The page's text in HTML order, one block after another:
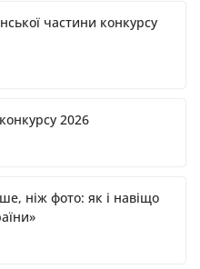
частини конкурсу
2026
ніж фото: як і навіщо